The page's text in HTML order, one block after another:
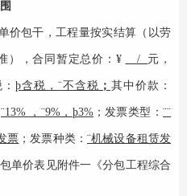
价包干，工程量按实结算 （ 以劳
） ，合同暂定总价： ¥ / 元，
þ含税， ¨不含税 ； 其中价款：
¨13% ， ¨9%， þ3%；发票类型：¨¨
票 ；发票种类：¨机械设备租赁发
单价表见附件一《分包工程综合